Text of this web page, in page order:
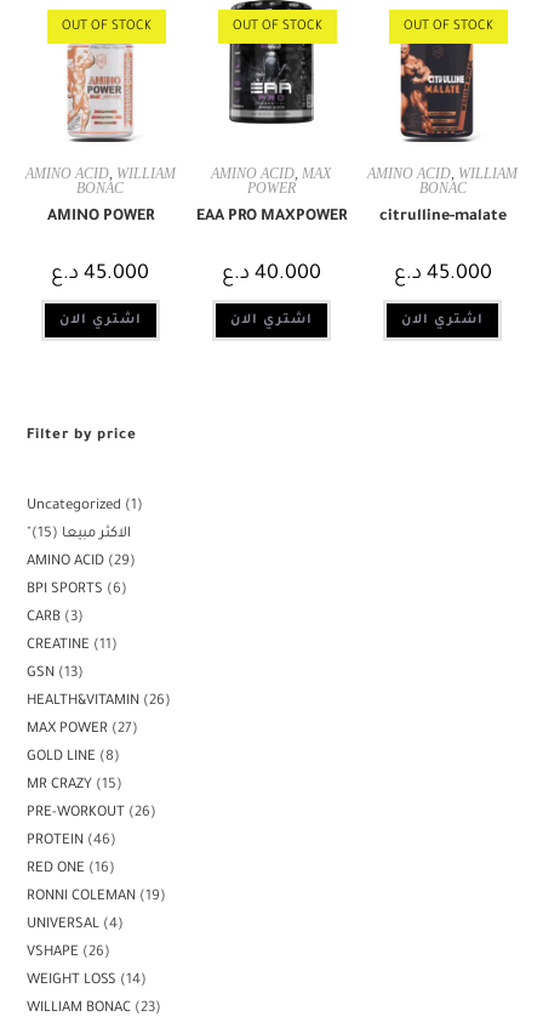
OUT OF STOCK
AMINO ACID, WILLIAM
BONAC
AMINO POWER
45.000 د.ع
اشتري الان
OUT OF STOCK
AMINO ACID MAX
POWER
EAA PRO MAXPOWER
40.000 د.ع
اشتري الان
OUT OF STOCK
AMINO ACID WILLIAM
BONAC
citrulline-malate
45.000 د.ع
اشتري الان
Filter by price
Uncategorized
1
"الاكثر مبيعا
15
AMINO ACID
29
BPI SPORTS
6
CARB
3
CREATINE
11
GSN
13
HEALTH&VITAMIN
26
MAX POWER
27
GOLD LINE
8
MR CRAZY
15
PRE-WORKOUT
26
PROTEIN
46
RED ONE
16
RONNI COLEMAN
19
UNIVERSAL
4
VSHAPE
26
WEIGHT LOSS
14
WILLIAM BONAC
23